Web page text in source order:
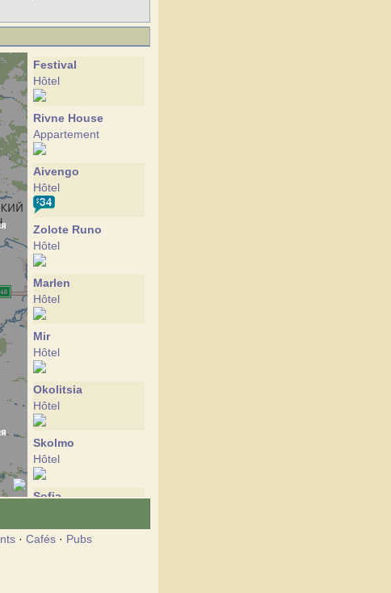
Festival
Hôtel
Rivne House
Appartement
Aivengo
Hôtel
Zolote Runo
Hôtel
Marlen
Hôtel
Mir
Hôtel
Okolitsia
Hôtel
Skolmo
Hôtel
Sofia
· Cafés · Pubs